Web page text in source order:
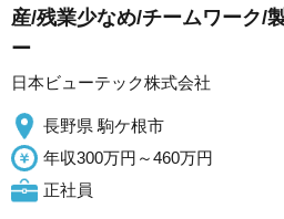
産/残業少なめ/チームワーク/
ー
日本ビューテック株式会社
長野県 駒ケ根市
年収300万円～460万円
正社員